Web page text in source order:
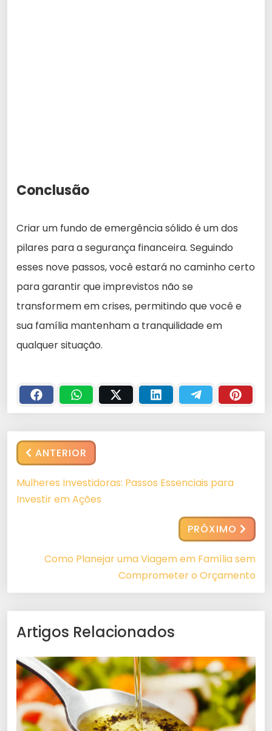
Conclusão
Criar um fundo de emergência sólido é um dos
pilares para a segurança financeira. Seguindo
esses nove passos, você estará no caminho certo
para garantir que imprevistos não se
transformem em crises, permitindo que você e
sua família mantenham a tranquilidade em
qualquer situação.
ANTERIOR
Mulheres Investidoras: Passos Essenciais para
Investir em Ações
PRÓXIMO
Como Planejar uma Viagem em Família sem
Comprometer o Orçamento
Artigos Relacionados